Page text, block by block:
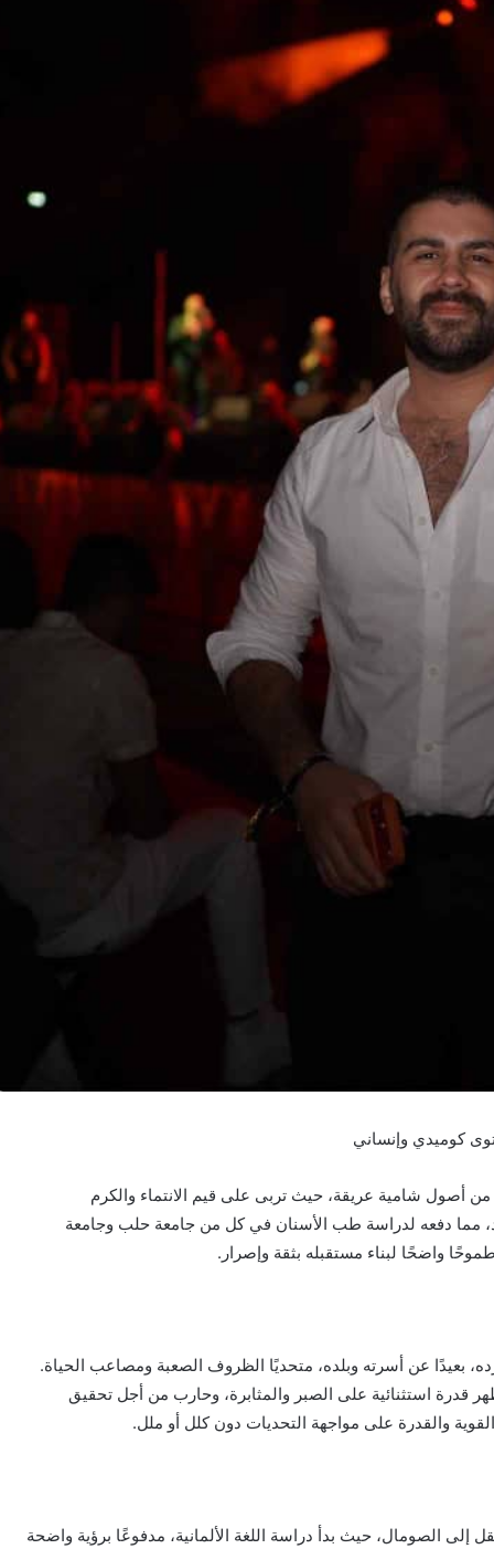
كوميدي وإنساني
السورية، وهو من أصول شامية عريقة، حيث تربى على قيم الانتماء والكرم
مما دفعه لدراسة طب الأسنان في كل من جامعة حلب وجامعة
لم تكن سهلة، فقد عاش منذ عام 2015 بمفرده، بعيدًا عن أسرته وبلده، متحديًا الظروف الصعبة ومصاعب الحياة.
قدرة استثنائية على الصبر والمثابرة، وحارب من أجل تحقيق
والقدرة على مواجهة التحديات دون كلل أو ملل.
إلى الصومال، حيث بدأ دراسة اللغة الألمانية، مدفوعًا برؤية واضحة